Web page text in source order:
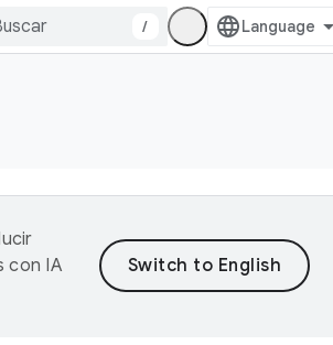
/
con IA